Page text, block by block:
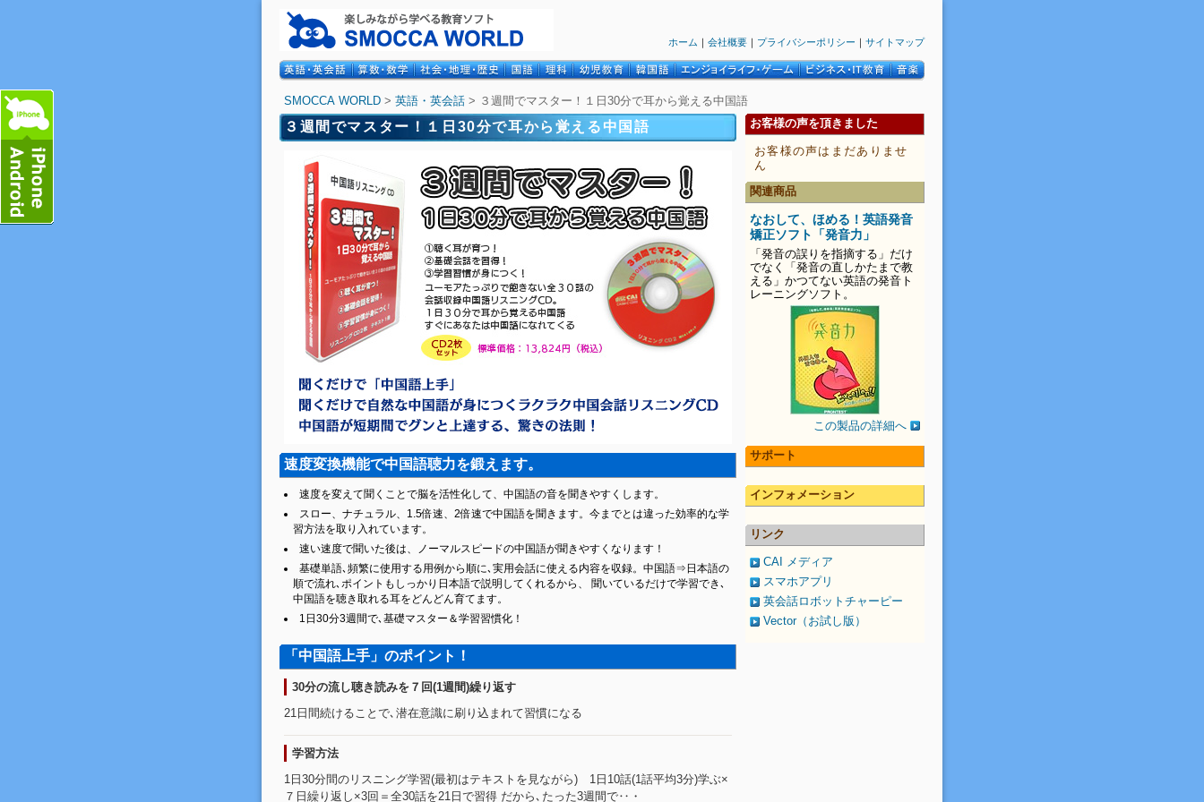
ホーム ｜ 会社概要 ｜ プライバシーポリシー ｜ サイトマップ
SMOCCA WORLD > 英語・英会話 > ３週間でマスター！１日30分で耳から覚える中国語
３週間でマスター！１日30分で耳から覚える中国語
速度変換機能で中国語聴力を鍛えます。
速度を変えて聞くことで脳を活性化して、中国語の音を聞きやすくします。
スロー、ナチュラル、1.5倍速、2倍速で中国語を聞きます。今までとは違った効率的な学
習方法を取り入れています。
速い速度で聞いた後は、ノーマルスピードの中国語が聞きやすくなります！
基礎単語､頻繁に使用する用例から順に､実用会話に使える内容を収録。中国語⇒日本語の
順で流れ､ポイントもしっかり日本語で説明してくれるから、 聞いているだけで学習でき､
中国語を聴き取れる耳をどんどん育てます。
1日30分3週間で､基礎マスター＆学習習慣化！
「中国語上手」のポイント！
30分の流し聴き読みを７回(1週間)繰り返す
21日間続けることで､潜在意識に刷り込まれて習慣になる
学習方法
1日30分間のリスニング学習(最初はテキストを見ながら) 1日10話(1話平均3分)学ぶ×
７日繰り返し×3回＝全30話を21日で習得 だから､たった3週間で‥・
お客様の声を頂きました
お客様の声はまだありませ
ん
関連商品
なおして、ほめる！英語発音
矯正ソフト「発音力」
「発音の誤りを指摘する」だけ
でなく「発音の直しかたまで教
える」かつてない英語の発音ト
レーニングソフト。
この製品の詳細へ
サポート
インフォメーション
リンク
CAI メディア
スマホアプリ
英会話ロボットチャーピー
Vector（お試し版）